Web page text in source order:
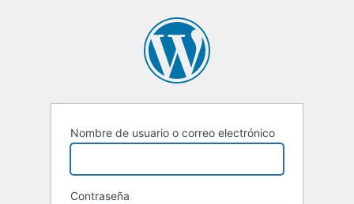
Nombre de usuario o correo electrónico
Contraseña